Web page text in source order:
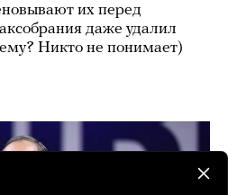
их перед
даже удалил
Никто не понимает)